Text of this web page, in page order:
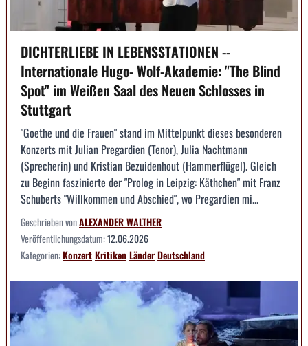
DICHTERLIEBE IN LEBENSSTATIONEN --
Internationale Hugo- Wolf-Akademie: "The Blind
Spot" im Weißen Saal des Neuen Schlosses in
Stuttgart
"Goethe und die Frauen" stand im Mittelpunkt dieses besonderen
Konzerts mit Julian Pregardien (Tenor), Julia Nachtmann
(Sprecherin) und Kristian Bezuidenhout (Hammerflügel). Gleich
zu Beginn faszinierte der "Prolog in Leipzig: Käthchen" mit Franz
Schuberts "Willkommen und Abschied", wo Pregardien mi...
Geschrieben vonALEXANDER WALTHER
Veröffentlichungsdatum:12.06.2026
Kategorien:KonzertKritikenLänderDeutschland